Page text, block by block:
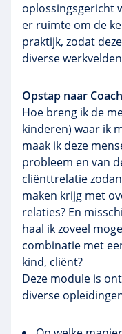
oplossingsgericht
er ruimte om de
praktijk, zodat
diverse
Opstap naar
Hoe breng ik de
kinderen) waar ik
maak ik deze
probleem en van
cliënttrelatie
maken krijg met
relaties? En
haal ik zoveel
combinatie met
kind, cliënt?
Deze module is
diverse